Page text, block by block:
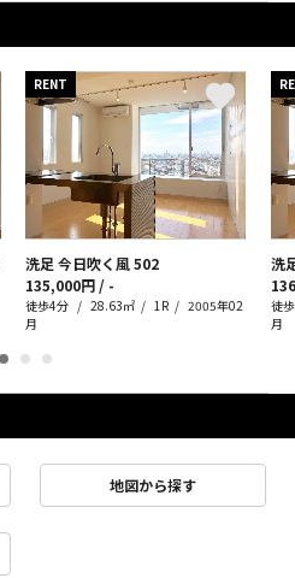
RENT
洗足 今日吹く風502
135,000円 / -
徒歩4分 28.63㎡ 1R
2005年02
月
洗
徒
月
地図から探す